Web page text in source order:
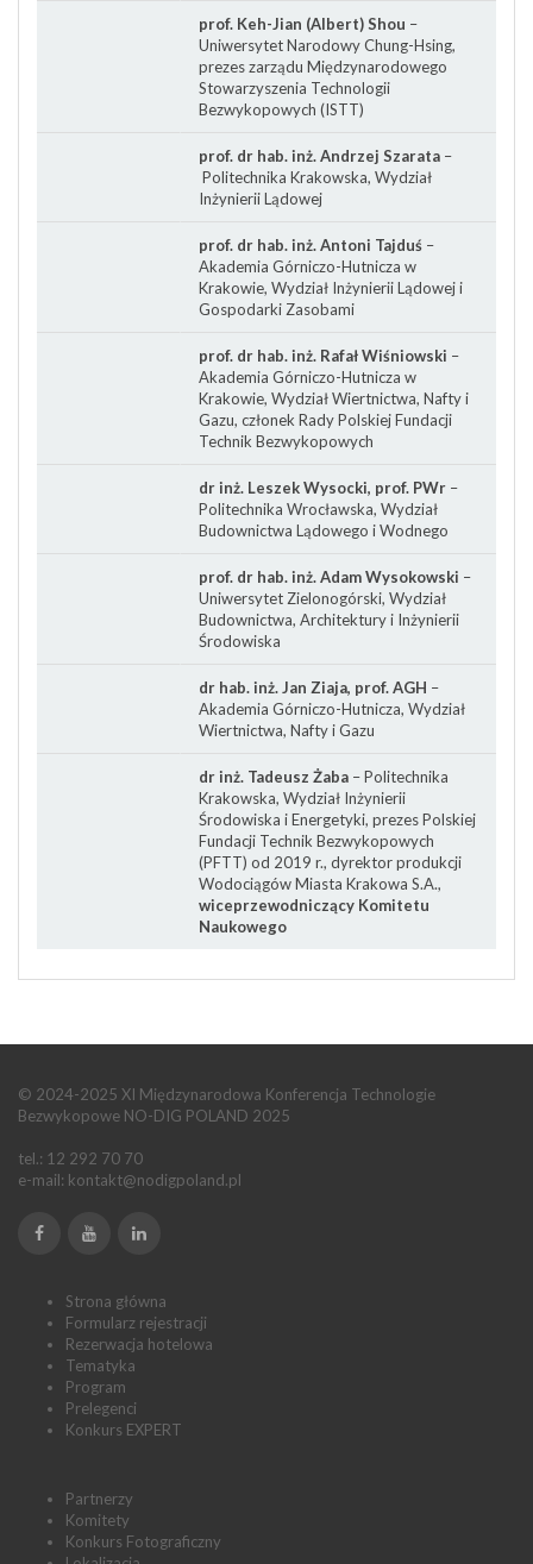
prof. Keh-Jian (Albert) Shou –
Uniwersytet Narodowy Chung-Hsing,
prezes zarządu Międzynarodowego
Stowarzyszenia Technologii
Bezwykopowych (ISTT)
prof. dr hab. inż. Andrzej Szarata –
Politechnika Krakowska, Wydział
Inżynierii Lądowej
prof. dr hab. inż. Antoni Tajduś –
Akademia Górniczo-Hutnicza w
Krakowie, Wydział Inżynierii Lądowej i
Gospodarki Zasobami
prof. dr hab. inż. Rafał Wiśniowski –
Akademia Górniczo-Hutnicza w
Krakowie, Wydział Wiertnictwa, Nafty i
Gazu, członek Rady Polskiej Fundacji
Technik Bezwykopowych
dr inż. Leszek Wysocki, prof. PWr –
Politechnika Wrocławska, Wydział
Budownictwa Lądowego i Wodnego
prof. dr hab. inż. Adam Wysokowski –
Uniwersytet Zielonogórski, Wydział
Budownictwa, Architektury i Inżynierii
Środowiska
dr hab. inż. Jan Ziaja, prof. AGH –
Akademia Górniczo-Hutnicza, Wydział
Wiertnictwa, Nafty i Gazu
dr inż. Tadeusz Żaba – Politechnika
Krakowska, Wydział Inżynierii
Środowiska i Energetyki, prezes Polskiej
Fundacji Technik Bezwykopowych
(PFTT) od 2019 r., dyrektor produkcji
Wodociągów Miasta Krakowa S.A.,
wiceprzewodniczący Komitetu
Naukowego
© 2024-2025 XI Międzynarodowa Konferencja Technologie
Bezwykopowe NO-DIG POLAND 2025
tel.: 12 292 70 70
e-mail: kontakt@nodigpoland.pl
Strona główna
Formularz rejestracji
Rezerwacja hotelowa
Tematyka
Program
Prelegenci
Konkurs EXPERT
Partnerzy
Komitety
Konkurs Fotograficzny